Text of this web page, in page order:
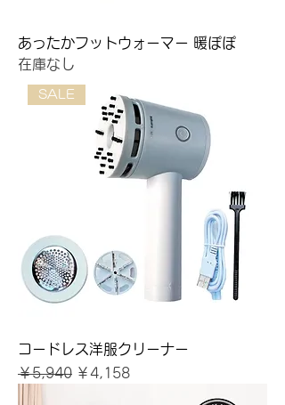
あったかフットウォーマー 暖ぽぽ
在庫なし
SALE
コードレス洋服クリーナー
通常価格
￥5,940 セール価格
￥4,158